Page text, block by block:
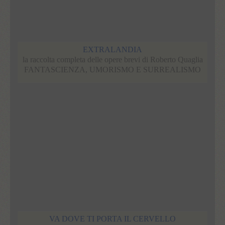
EXTRALANDIA
la raccolta completa delle opere brevi di Roberto Quaglia
FANTASCIENZA, UMORISMO E SURREALISMO
VA DOVE TI PORTA IL CERVELLO